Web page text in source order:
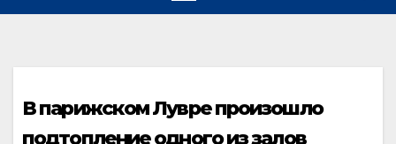
В парижском Лувре произошло
подтопление одного из залов